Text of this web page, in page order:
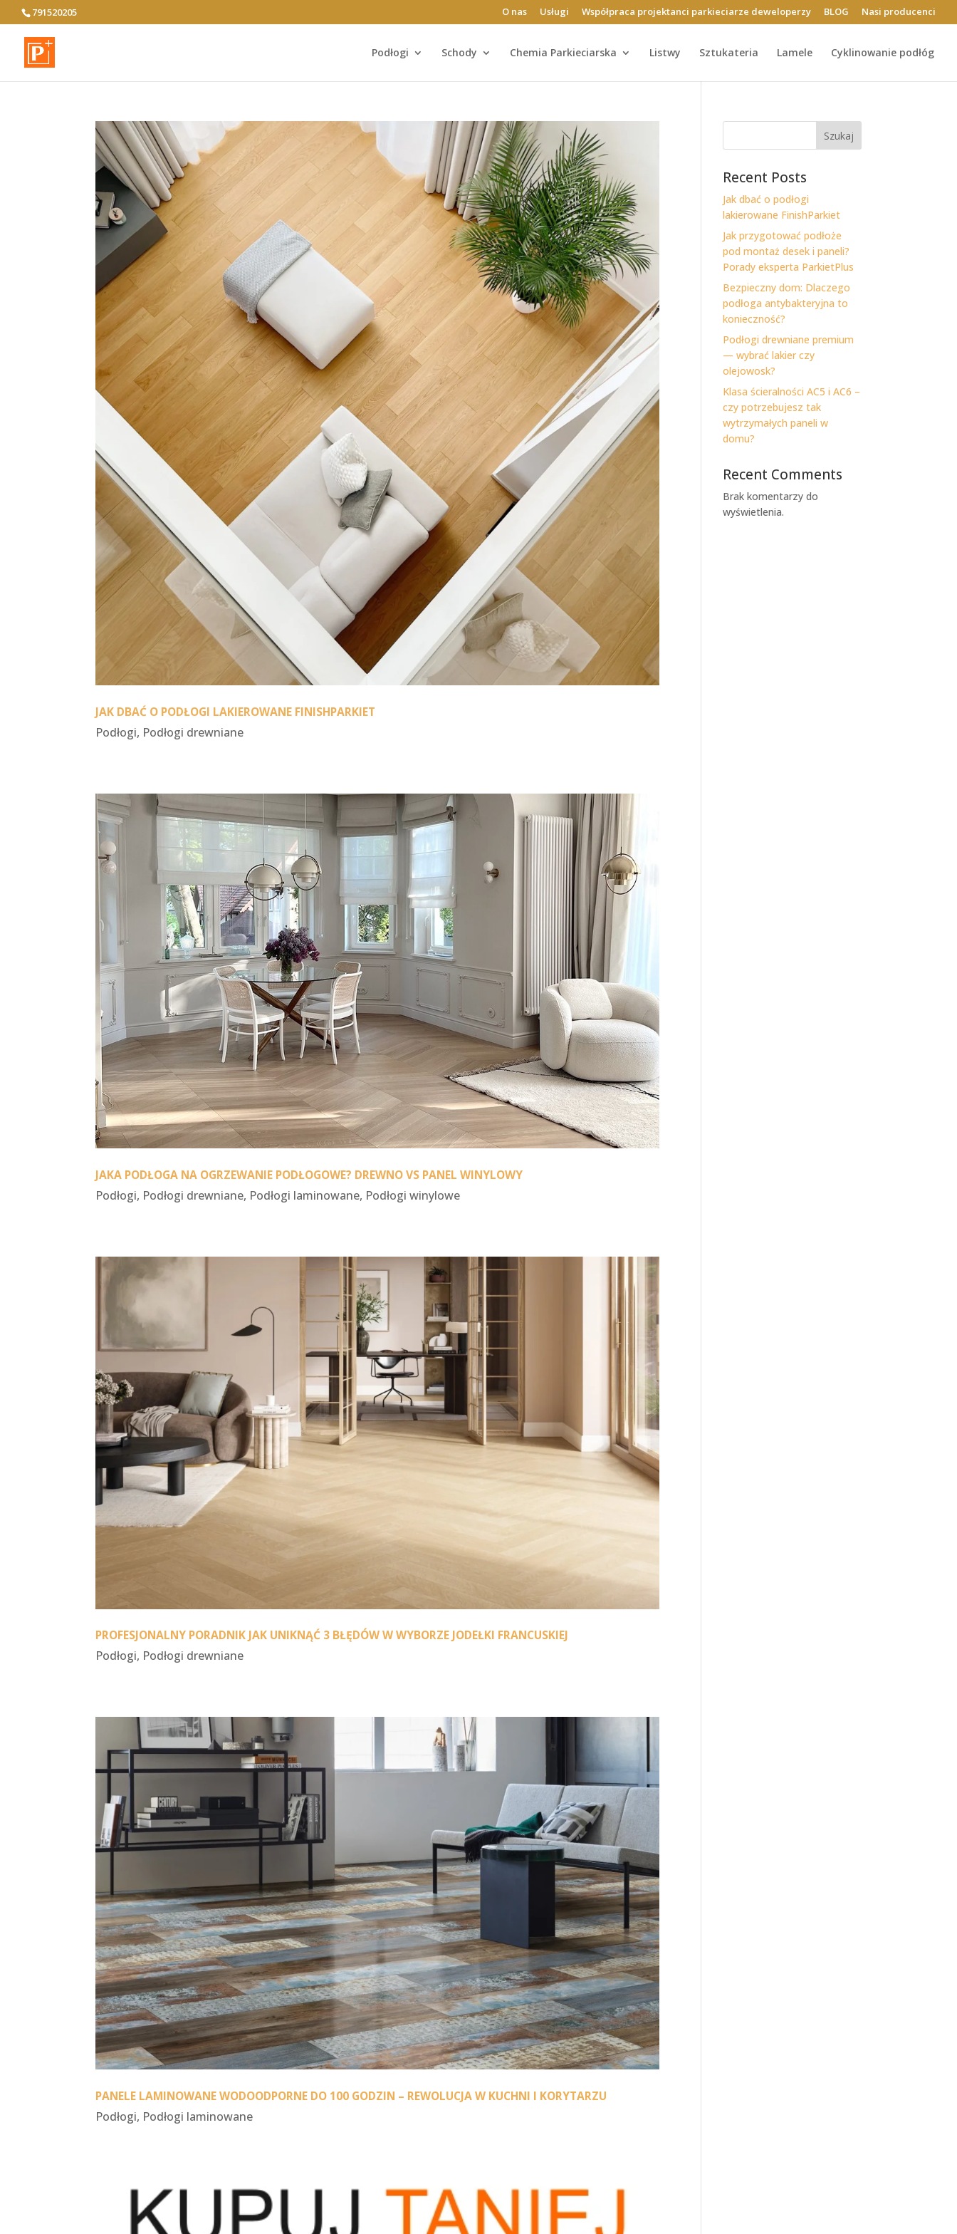
791520205 O nas Usługi Współpraca projektanci parkieciarze deweloperzy BLOG Nasi producenci
Podłogi Schody Chemia Parkieciarska Listwy Sztukateria Lamele Cyklinowanie podłóg
JAK DBAĆ O PODŁOGI LAKIEROWANE FINISHPARKIET
Podłogi, Podłogi drewniane
JAKA PODŁOGA NA OGRZEWANIE PODŁOGOWE? DREWNO VS PANEL WINYLOWY
Podłogi, Podłogi drewniane, Podłogi laminowane, Podłogi winylowe
PROFESJONALNY PORADNIK JAK UNIKNĄĆ 3 BŁĘDÓW W WYBORZE JODEŁKI FRANCUSKIEJ
Podłogi, Podłogi drewniane
PANELE LAMINOWANE WODOODPORNE DO 100 GODZIN – REWOLUCJA W KUCHNI I KORYTARZU
Podłogi, Podłogi laminowane
Szukaj
Recent Posts
Jak dbać o podłogi
lakierowane FinishParkiet
Jak przygotować podłoże
pod montaż desek i paneli?
Porady eksperta ParkietPlus
Bezpieczny dom: Dlaczego
podłoga antybakteryjna to
konieczność?
Podłogi drewniane premium
— wybrać lakier czy
olejowosk?
Klasa ścieralności AC5 i AC6 –
czy potrzebujesz tak
wytrzymałych paneli w
domu?
Recent Comments
Brak komentarzy do
wyświetlenia.